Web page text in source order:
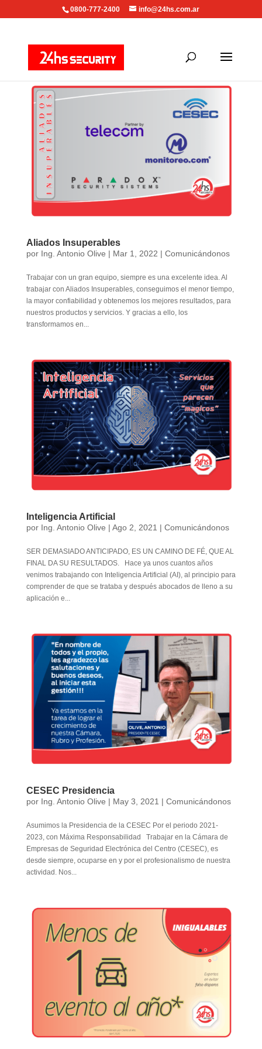
0800-777-2400 info@24hs.com.ar
Aliados Insuperables
por Ing. Antonio Olive | Mar 1, 2022 | Comunicándonos
Trabajar con un gran equipo, siempre es una excelente idea. Al
trabajar con Aliados Insuperables, conseguimos el menor tiempo,
la mayor confiabilidad y obtenemos los mejores resultados, para
nuestros productos y servicios. Y gracias a ello, los
transformamos en...
Inteligencia Artificial
por Ing. Antonio Olive | Ago 2, 2021 | Comunicándonos
SER DEMASIADO ANTICIPADO, ES UN CAMINO DE FÉ, QUE AL
FINAL DA SU RESULTADOS. Hace ya unos cuantos años
venimos trabajando con Inteligencia Artificial (AI), al principio para
comprender de que se trataba y después abocados de lleno a su
aplicación e...
CESEC Presidencia
por Ing. Antonio Olive | May 3, 2021 | Comunicándonos
Asumimos la Presidencia de la CESEC Por el periodo 2021-
2023, con Máxima Responsabilidad Trabajar en la Cámara de
Empresas de Seguridad Electrónica del Centro (CESEC), es
desde siempre, ocuparse en y por el profesionalismo de nuestra
actividad. Nos...